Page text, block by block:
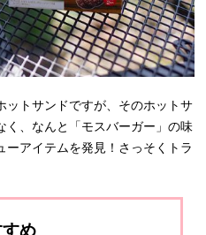
ットサンドですが、そのホットサ
く、なんと「モスバーガー」の味
ーアイテムを発見！さっそくトラ
め